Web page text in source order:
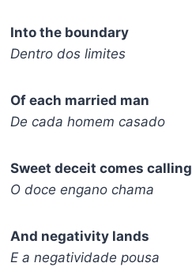
Into the boundary
Dentro dos limites
Of each married man
De cada homem casado
Sweet deceit comes calling
O doce engano chama
And negativity lands
E a negatividade pousa